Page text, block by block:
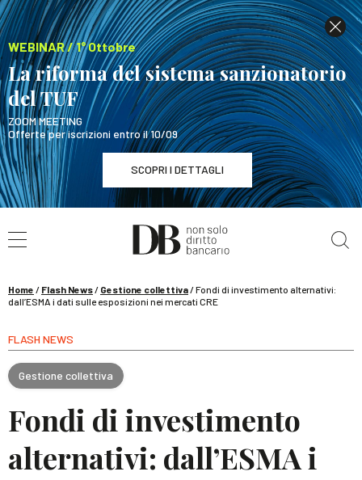
WEBINAR / 1° Ottobre
La riforma del sistema sanzionatorio
del TUF
ZOOM MEETING
Offerte per iscrizioni entro il 10/09
SCOPRI I DETTAGLI
WEBINAR / 1° Ottobre
La riforma del sistema sanzionatorio del TUF
Home / Flash News/ Gestione collettiva/Fondi di investimento alternativi:
dall’ESMA i dati sulle esposizioni nei mercati CRE
FLASH NEWS
Gestione collettiva
Fondi di investimento
alternativi: dall’ESMA i